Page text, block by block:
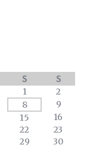
S S
1
2
8
9
15
16
22
23
29
30